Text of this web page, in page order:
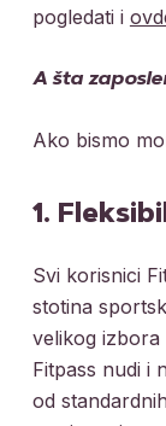
pogledati i
A šta
Ako bismo
1.
Svi korisnici
stotina
velikog izbora
Fitpass nudi i
od